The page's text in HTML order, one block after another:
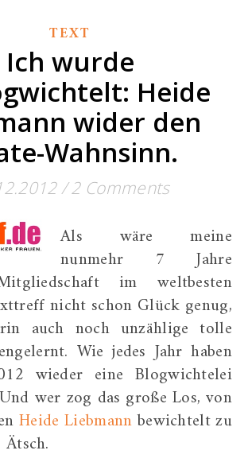
TEXT
Ich wurde
Heide
wider den
Wahnsinn.
/ 2 Comments
Als wäre meine
nunmehr 7 Jahre
im weltbesten
nicht schon Glück genug,
auch noch unzählige tolle
Wie jedes Jahr haben
wieder eine Blogwichtelei
wer zog das große Los, von
Heide Liebmannbewichtelt zu